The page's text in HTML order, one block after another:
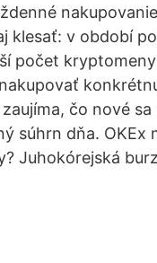
klesať: v období
počet
čo nové
súhrn dňa. OKEx
Juhokórejská